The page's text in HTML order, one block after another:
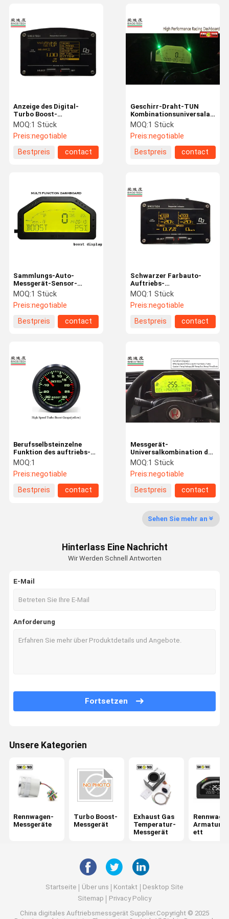
Qualitätskon
Treten Sie
Fälle
Ein Zitat
Elektrische Öldruckanzeige
Auto-Digital-Spannungsmesser
digitales U-/minmessgerät
Luft-Treibstoffverhältnis-Meter
Geschirr-Draht-TUN
Messgerät/10 in 1
Auftriebs-Messgerät 908
MOQ:1 Stück
Preis:negotiable
Bestpreis
contact
Anzeige des Digital-
Turbo Boost-
Messgerät-/ZD des
Messgerät-OLED mit
Auftriebs-Sensoren
MOQ:1 Stück
Preis:negotiable
Bestpreis
contact
Schwarzer Farbauto-
Auftriebs-
Messgerät-/des Turbo
Boost-Meter-OLED
Schirm für Autos TUN
MOQ:1 Stück
Preis:negotiable
Bestpreis
contact
Sammlungs-Auto-
Messgerät-Sensor-
Ausrüstungs-LCD-
Bildschirm DO904II 9000
mit geführter
Licht-/Summer-Warnung
MOQ:1 Stück
Preis:negotiable
Bestpreis
contact
Messgerät-
Universalkombination des
Turbo Boost-12v -1 bis 3
Schwarzes Shell färben
der Stangen-DO904II
MOQ:1 Stück
Preis:negotiable
Bestpreis
contact
Berufsselbsteinzelne
Funktion des auftriebs-
Messgerät-6341 mit
Schrittmotor
MOQ:1
Preis:negotiable
Bestpreis
contact
Sehen Sie mehr an
Hinterlass Eine Nachricht
Wir Werden Schnell Antworten
E-Mail
Anforderung
Fortsetzen
Unsere Kategorien
Rennwagen-
Messgeräte
Turbo Boost-
Messgerät
Exhaust Gas
Temperatur-
Messgerät
ett
Startseite Über uns Kontakt
Desktop Site
Sitemap
Privacy Policy
China digitales Auftriebsmessgerät Supplier.Copyright © 2025